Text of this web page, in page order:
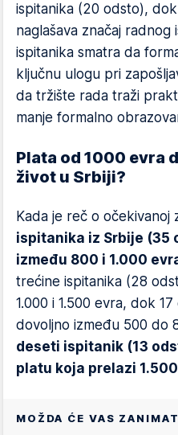
ispitanika (20 odsto),
naglašava značaj radnog
ispitanika smatra da
ključnu ulogu pri
da tržište rada traži
manje formalno
Plata od 1000 evra
život u Srbiji?
Kada je reč o očekivanoj
ispitanika iz Srbije (35
između 800 i 1.000
trećine ispitanika (28
1.000 i 1.500 evra, dok
dovoljno između 500 do
deseti ispitanik (13
platu koja prelazi
MOŽDA ĆE VAS